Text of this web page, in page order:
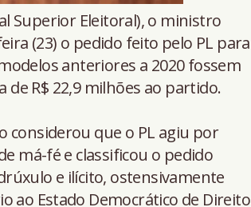
Superior Eleitoral), o ministro
(23) o pedido feito pelo PL para
anteriores a 2020 fossem
de R$ 22,9 milhões ao partido.
considerou que o PL agiu por
má-fé e classificou o pedido
e ilícito, ostensivamente
ao Estado Democrático de Direito